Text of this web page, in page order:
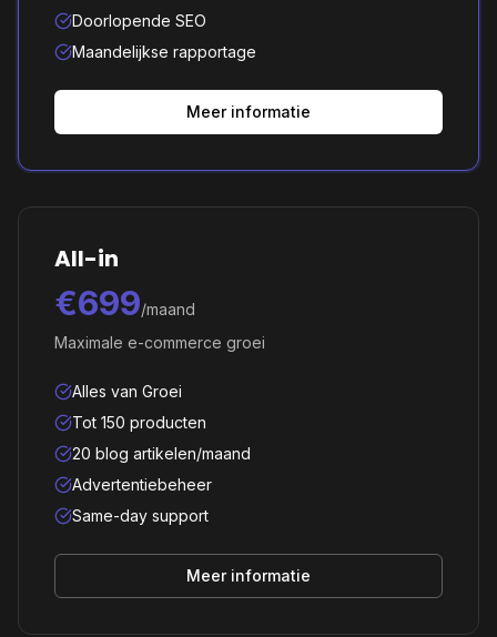
Doorlopende SEO
Maandelijkse rapportage
Meer informatie
All-in
€699/maand
Maximale e-commerce groei
Alles van Groei
Tot 150 producten
20 blog artikelen/maand
Advertentiebeheer
Same-day support
Meer informatie